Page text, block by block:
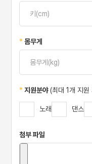
*몸무게
*지원분야(최대 1개 지원
노래 댄스
첨부 파일